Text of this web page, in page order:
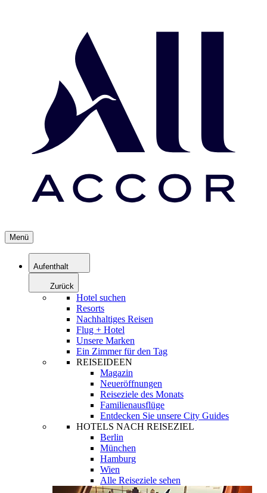
Menü
Aufenthalt
Zurück
Hotel suchen
Resorts
Nachhaltiges Reisen
Flug + Hotel
Unsere Marken
Ein Zimmer für den Tag
REISEIDEEN
Magazin
Neueröffnungen
Reiseziele des Monats
Familienausflüge
Entdecken Sie unsere City Guides
HOTELS NACH REISEZIEL
Berlin
München
Hamburg
Wien
Alle Reiseziele sehen